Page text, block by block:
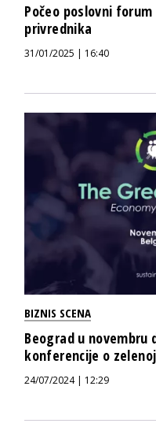
Počeo poslovni
privrednika
31/01/2025 | 16:40
BIZNIS SCENA
Beograd u novembru
konferencije o
24/07/2024 | 12:29